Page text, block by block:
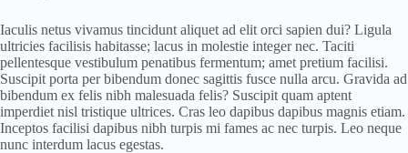
Iaculis netus vivamus tincidunt aliquet ad elit orci sapien dui? Ligula
ultricies facilisis habitasse; lacus in molestie integer nec. Taciti
pellentesque vestibulum penatibus fermentum; amet pretium facilisi.
Suscipit porta per bibendum donec sagittis fusce nulla arcu. Gravida ad
bibendum ex felis nibh malesuada felis? Suscipit quam aptent
imperdiet nisl tristique ultrices. Cras leo dapibus dapibus magnis etiam.
Inceptos facilisi dapibus nibh turpis mi fames ac nec turpis. Leo neque
nunc interdum lacus egestas.